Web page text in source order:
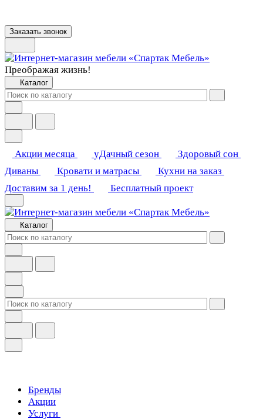
Заказать звонок
Преображая жизнь!
Каталог
Акции месяца уДачный сезон
Здоровый сон
Диваны
Кровати и матрасы
Кухни на заказ
Доставим за 1 день!
Бесплатный проект
Каталог
Бренды
Акции
Услуги